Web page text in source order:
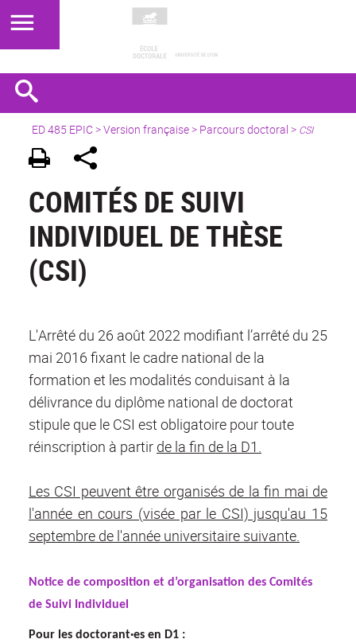
ED 485 EPIC>Version française> Parcours doctoral > CSI
COMITÉS DE SUIVI
INDIVIDUEL DE THÈSE
(CSI)
L'Arrêté du 26 août 2022 modifiant l’arrêté du 25
mai 2016 fixant le cadre national de la
formation et les modalités conduisant à la
délivrance du diplôme national de doctorat
stipule que le CSI est obligatoire pour toute
réinscription à partir de la fin de la D1.
Les CSI peuvent être organisés de la fin mai de
l'année en cours (visée par le CSI) jusqu'au 15
septembre de l'année universitaire suivante.
Notice de composition et d’organisation des Comités
de Suivi Individuel
Pour les doctorant·es en D1 :